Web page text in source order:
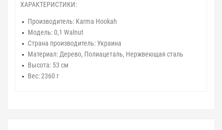
ХАРАКТЕРИСТИКИ:
Производитель: Karma Hookah
Модель: 0,1 Walnut
Страна производитель: Украина
Материал: Дерево, Полиацеталь, Нержвеющая сталь
Высота: 53 см
Вес: 2360 г